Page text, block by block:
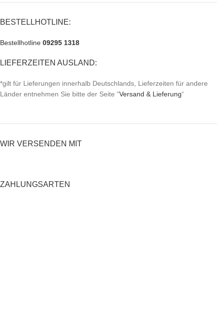
BESTELLHOTLINE:
Bestellhotline 09295 1318
LIEFERZEITEN AUSLAND:
*gilt für Lieferungen innerhalb Deutschlands, Lieferzeiten für andere
Länder entnehmen Sie bitte der Seite “Versand & Lieferung“
WIR VERSENDEN MIT
ZAHLUNGSARTEN